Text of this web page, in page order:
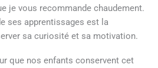
je vous recommande chaudement.
ses apprentissages est la
sa curiosité et sa motivation.
que nos enfants conservent cet